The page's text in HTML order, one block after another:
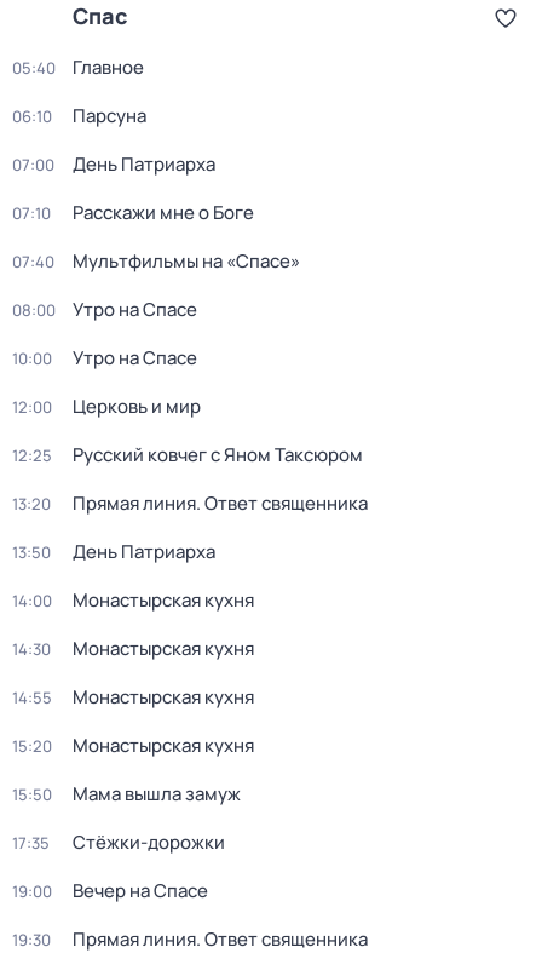
Спас
05:40 Главное
06:10 Парсуна
07:00 День Патриарха
07:10 Расскажи мне о Боге
07:40 Мультфильмы на «Спасе»
08:00 Утро на Спасе
10:00 Утро на Спасе
12:00 Церковь и мир
12:25 Русский ковчег с Яном Таксюром
13:20 Прямая линия. Ответ священника
13:50 День Патриарха
14:00 Монастырская кухня
14:30 Монастырская кухня
14:55 Монастырская кухня
15:20 Монастырская кухня
15:50 Мама вышла замуж
17:35 Стёжки-дорожки
19:00 Вечер на Спасе
19:30 Прямая линия. Ответ священника